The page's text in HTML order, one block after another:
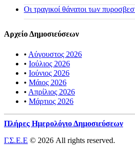
Οι τραγικοί θάνατοι των
Αρχείο Δημοσιεύσεων
• Αύγουστος 2026
• Ιούλιος 2026
• Ιούνιος 2026
• Μάιος 2026
• Απρίλιος 2026
• Μάρτιος 2026
Πλήρες Ημερολόγιο Δημοσιεύσεων
Γ.Σ.Ε.Ε © 2026 All rights reserved.